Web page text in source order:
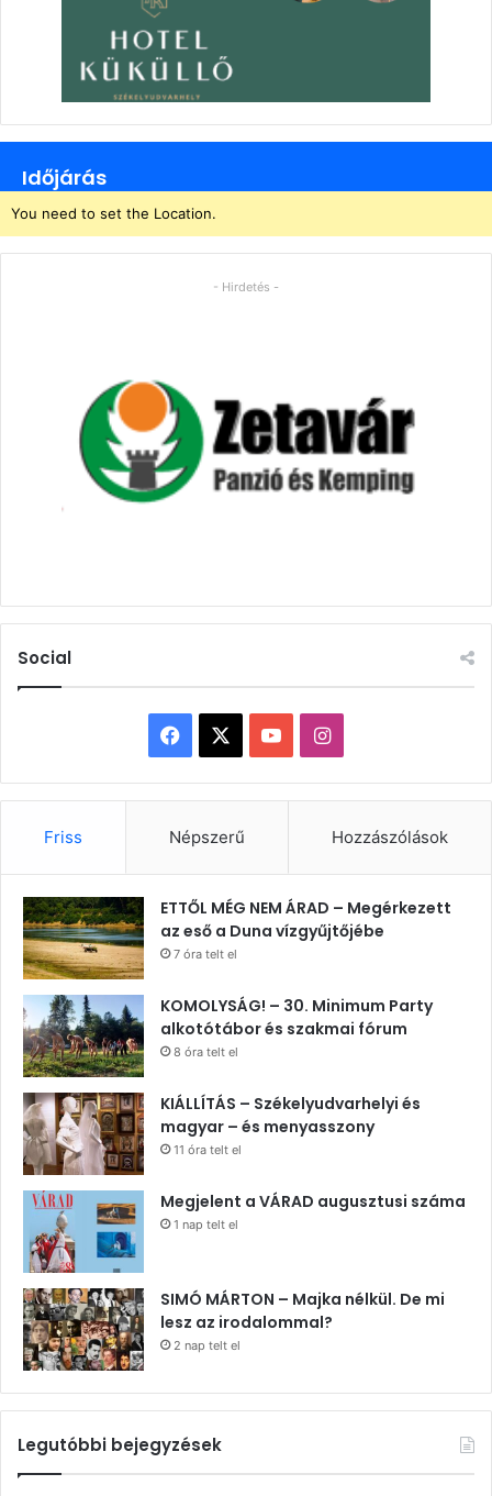
Időjárás
You need to set the Location.
- Hirdetés -
Social
Facebook YouTubeInstagram
Friss Népszerű Hozzászólások
ETTŐL MÉG NEM ÁRAD – Megérkezett
az eső a Duna vízgyűjtőjébe
7 óra telt el
KOMOLYSÁG! – 30. Minimum Party
alkotótábor és szakmai fórum
8 óra telt el
KIÁLLÍTÁS – Székelyudvarhelyi és
magyar – és menyasszony
11 óra telt el
Megjelent a VÁRAD augusztusi száma
1 nap telt el
SIMÓ MÁRTON – Majka nélkül. De mi
lesz az irodalommal?
2 nap telt el
Legutóbbi bejegyzések